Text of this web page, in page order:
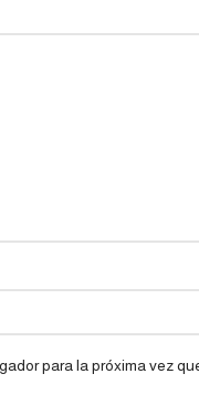
para la próxima vez